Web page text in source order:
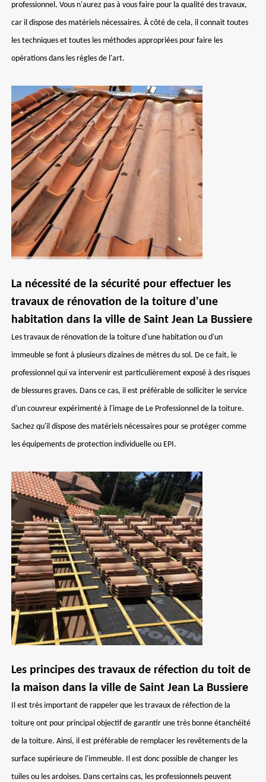
professionnel. Vous n'aurez pas à vous faire pour la qualité des travaux,
car il dispose des matériels nécessaires. À côté de cela, il connait toutes
les techniques et toutes les méthodes appropriées pour faire les
opérations dans les règles de l'art.
La nécessité de la sécurité pour effectuer les
travaux de rénovation de la toiture d'une
habitation dans la ville de Saint Jean La Bussiere
Les travaux de rénovation de la toiture d'une habitation ou d'un
immeuble se font à plusieurs dizaines de mètres du sol. De ce fait, le
professionnel qui va intervenir est particulièrement exposé à des risques
de blessures graves. Dans ce cas, il est préférable de solliciter le service
d'un couvreur expérimenté à l'image de Le Professionnel de la toiture.
Sachez qu'il dispose des matériels nécessaires pour se protéger comme
les équipements de protection individuelle ou EPI.
Les principes des travaux de réfection du toit de
la maison dans la ville de Saint Jean La Bussiere
Il est très important de rappeler que les travaux de réfection de la
toiture ont pour principal objectif de garantir une très bonne étanchéité
de la toiture. Ainsi, il est préférable de remplacer les revêtements de la
surface supérieure de l'immeuble. Il est donc possible de changer les
tuiles ou les ardoises. Dans certains cas, les professionnels peuvent